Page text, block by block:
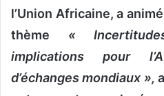
u
o
u
l’Union Africaine, a
thème «
implications pour
d’échanges mondiaux »,